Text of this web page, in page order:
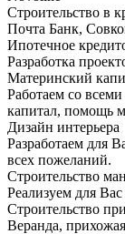
Строительство в
Почта Банк,
Ипотечное
Разработка
Материнский
Работаем со
капитал, помощь
Дизайн интерьера
Разработаем для
всех пожеланий.
Строительство
Реализуем для
Строительство
Веранда,